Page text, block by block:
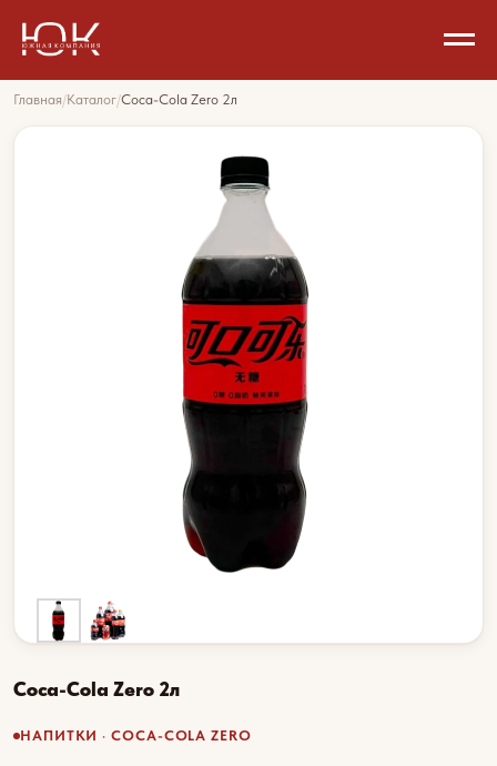
Главная/Каталог/Coca-Cola Zero 2л
Coca-Cola Zero 2л
НАПИТКИ · COCA-COLA ZERO